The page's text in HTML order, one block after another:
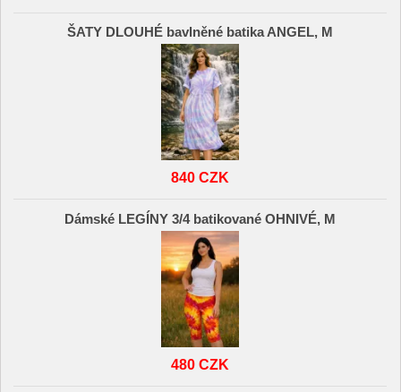
ŠATY DLOUHÉ bavlněné batika ANGEL, M
840 CZK
Dámské LEGÍNY 3/4 batikované OHNIVÉ, M
480 CZK